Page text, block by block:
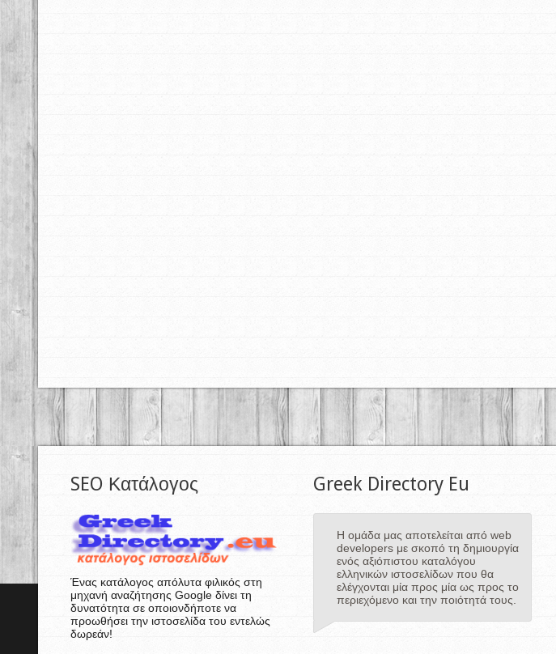
SEO Κατάλογος
Ένας κατάλογος απόλυτα φιλικός στη
μηχανή αναζήτησης Google δίνει τη
δυνατότητα σε οποιονδήποτε να
προωθήσει την ιστοσελίδα του εντελώς
δωρεάν!
Greek Directory Eu
Η ομάδα μας αποτελείται από web
developers με σκοπό τη δημιουργία
ενός αξιόπιστου καταλόγου
ελληνικών ιστοσελίδων που θα
ελέγχονται μία προς μία ως προς το
περιεχόμενο και την ποιότητά τους.